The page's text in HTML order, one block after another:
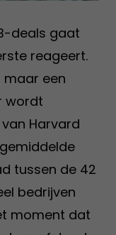
deals gaat
reageert.
maar een
wordt
Harvard
tussen de 42
bedrijven
moment dat